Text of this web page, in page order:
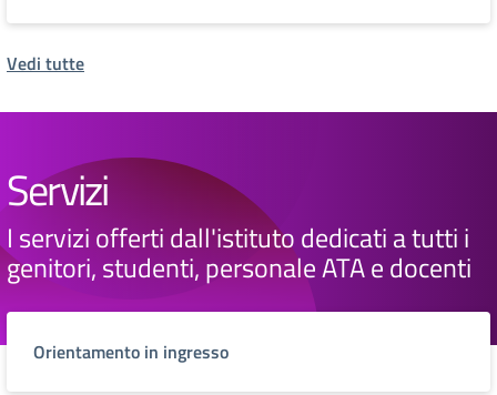
Vedi tutte
Servizi
I servizi offerti dall'istituto dedicati a tutti i
genitori, studenti, personale ATA e docenti
Orientamento in ingresso